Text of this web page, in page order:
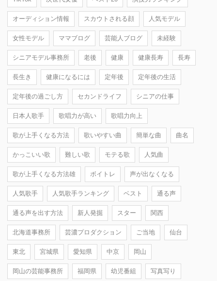
オーディション情報 スカウトされる顔 人気モデル
女性モデル ママブログ 芸能人ブログ 未経験
シニアモデル事務所 老後 健康 健康長寿 長寿
長生き 健康になるには 定年後 定年後の生活
定年後の過ごし方 セカンドライフ シニアの仕事
日本人歌手 歌唱力が高い 歌唱力向上
歌が上手くなる方法 歌いやすい曲 簡単な曲 曲名
かっこいい歌 難しい歌 モテる歌 人気曲
歌が上手くなる方法雄 ボイトレ 声が出なくなる
人気歌手 人気歌手ランキング ベスト 通る声
通る声を出す方法 新人発掘 スター 関西
北海道事務所 芸濃プロダクション ご当地 仙台
東北 宮城県 愛知県 中京 岡山
岡山の芸能事務所 福岡県 幼児番組 写真写り